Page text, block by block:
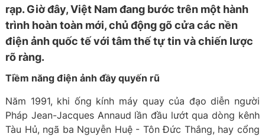
rạp. Giờ đây, Việt Nam đang bước trên một hành
trình hoàn toàn mới, chủ động gõ cửa các nền
điện ảnh quốc tế với tâm thế tự tin và chiến lược
rõ ràng.
Tiềm năng điện ảnh đầy quyến rũ
Năm 1991, khi ống kính máy quay của đạo diễn người
Pháp Jean-Jacques Annaud lần đầu lướt qua dòng kênh
Tàu Hủ, ngã ba Nguyễn Huệ - Tôn Đức Thắng, hay cổng